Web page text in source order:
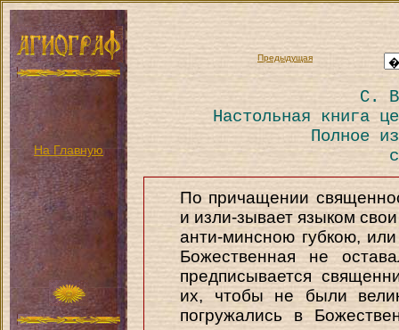
На Главную
Предыдущая
С.
Настольная книга
Полное
По причащении
и изли-зывает языком
анти-минсною губкою,
Божественная не
предписывается
их, чтобы не были
погружались в